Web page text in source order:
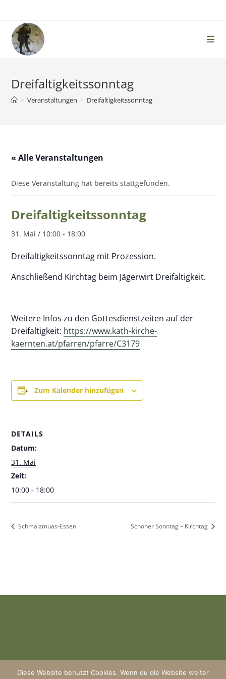
springen
Dreifaltigkeitssonntag
> Veranstaltungen > Dreifaltigkeitssonntag
« Alle Veranstaltungen
Diese Veranstaltung hat bereits stattgefunden.
Dreifaltigkeitssonntag
31. Mai / 10:00 - 18:00
Dreifaltigkeitssonntag mit Prozession.
Anschließend Kirchtag beim Jägerwirt Dreifaltigkeit.
Weitere Infos zu den Gottesdienstzeiten auf der
Dreifaltigkeit: https://www.kath-kirche-
kaernten.at/pfarren/pfarre/C3179
Zum Kalender hinzufügen
DETAILS
Datum:
31. Mai
Zeit:
10:00 - 18:00
Schmalzmuas-Essen Schöner Sonntag – Kirchtag
Diese Website benutzt Cookies. Wenn du die Website weiter